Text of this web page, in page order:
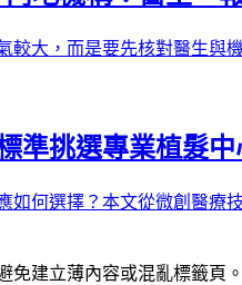
較大，而是要先核對醫生與
準挑選專業植髮中
如何選擇？本文從微創醫
免建立薄內容或混亂標籤頁